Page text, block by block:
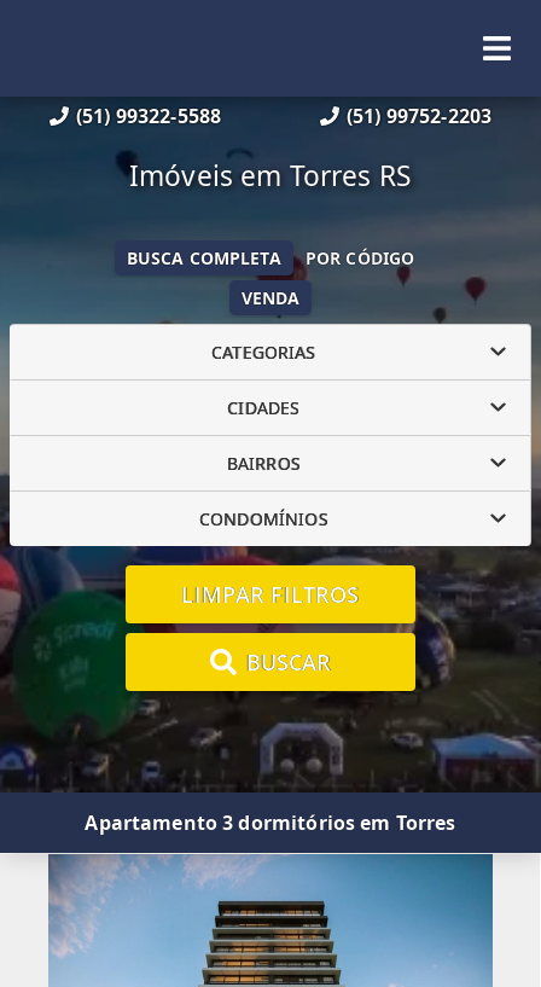
(51) 99322-5588 (51) 99752-2203
Imóveis em Torres RS
VENDA
BUSCA COMPLETA POR CÓDIGO
CATEGORIAS
CIDADES
BAIRROS
CONDOMÍNIOS
LIMPAR FILTROS
BUSCAR
Apartamento 3 dormitórios em Torres